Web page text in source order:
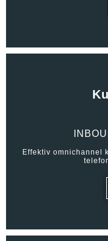
Effektiv omnichannel